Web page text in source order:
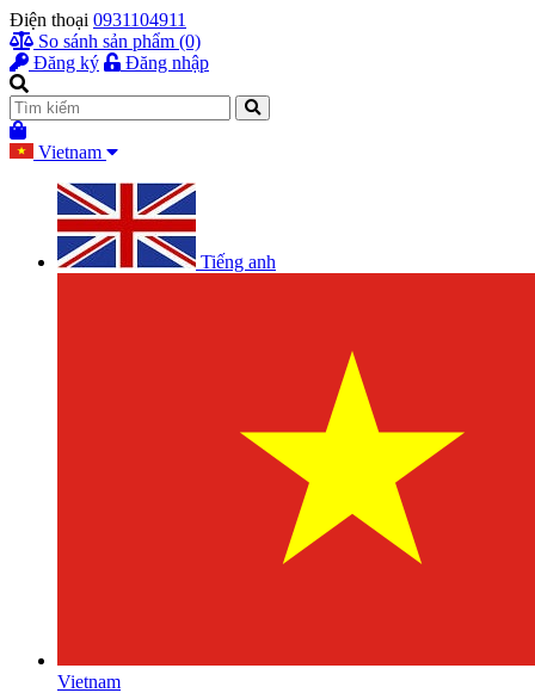
Điện thoại 0931104911
So sánh sản phẩm (0)
Đăng ký
Đăng nhập
Vietnam
Tiếng anh
Vietnam